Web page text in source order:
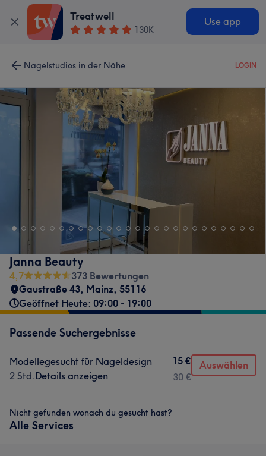
Treatwell
130K
Use app
Nagelstudios in der Nähe LOGIN
Janna Beauty
4,7
373 Bewertungen
Gaustraße 43, Mainz, 55116
Geöffnet Heute: 09:00 - 19:00
Passende Suchergebnisse
Modellegesucht für Nageldesign
2 Std.Details anzeigen
15 €
30 €
Auswählen
Nicht gefunden wonach du gesucht hast?
Alle Services